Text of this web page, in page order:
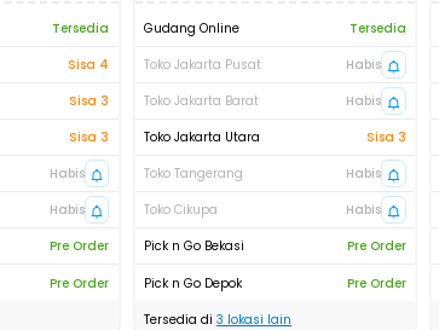
Tersedia
Sisa 4
Sisa 3
Sisa 3
Habis
Habis
Pre Order
Pre Order
Gudang Online
Tersedia
Toko Jakarta Pusat
Habis
Toko Jakarta Barat
Habis
Toko Jakarta Utara
Sisa 3
Toko Tangerang
Habis
Toko Cikupa
Habis
Pick n Go Bekasi
Pre Order
Pick n Go Depok
Pre Order
Tersedia di 3 lokasi lain